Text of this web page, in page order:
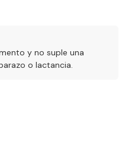
y no suple una
o lactancia.